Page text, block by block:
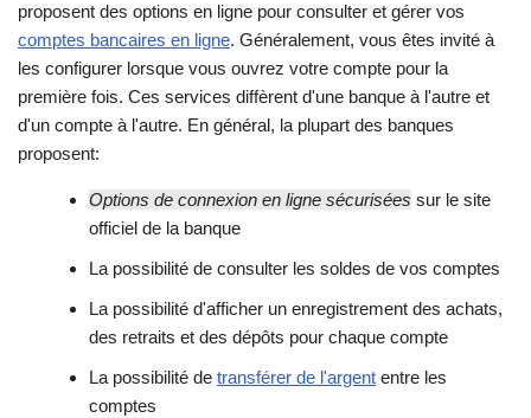
proposent des options en ligne pour consulter et gérer vos
comptes bancaires en ligne. Généralement, vous êtes invité à
les configurer lorsque vous ouvrez votre compte pour la
première fois. Ces services diffèrent d'une banque à l'autre et
d'un compte à l'autre. En général, la plupart des banques
proposent:
Options de connexion en ligne sécurisées sur le site
officiel de la banque
La possibilité de consulter les soldes de vos comptes
La possibilité d'afficher un enregistrement des achats,
des retraits et des dépôts pour chaque compte
La possibilité de transférer de l'argent entre les
comptes